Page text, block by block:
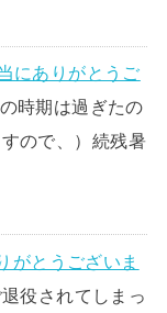
にありがとうご
時期は過ぎたの
ので、）続残暑
がとうございま
役されてしまっ